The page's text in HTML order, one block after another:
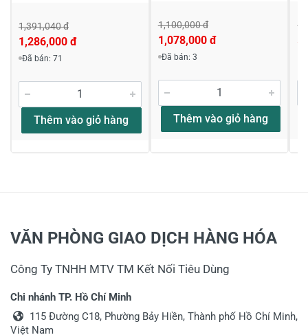
1,391,040 đ
1,286,000 đ
Đã bán: 71
Thêm vào giỏ hàng
1,100,000 đ
1,078,000 đ
Đã bán: 3
Thêm vào giỏ hàng
VĂN PHÒNG GIAO DỊCH HÀNG HÓA
Công Ty TNHH MTV TM Kết Nối Tiêu Dùng
Chi nhánh TP. Hồ Chí Minh
115 Đường C18, Phường Bảy Hiền, Thành phố Hồ Chí Minh,
Việt Nam